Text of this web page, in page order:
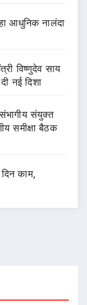
आधुनिक नालंदा
विष्णुदेव साय
नई दिशा
संयुक्त
समीक्षा बैठक
काम,